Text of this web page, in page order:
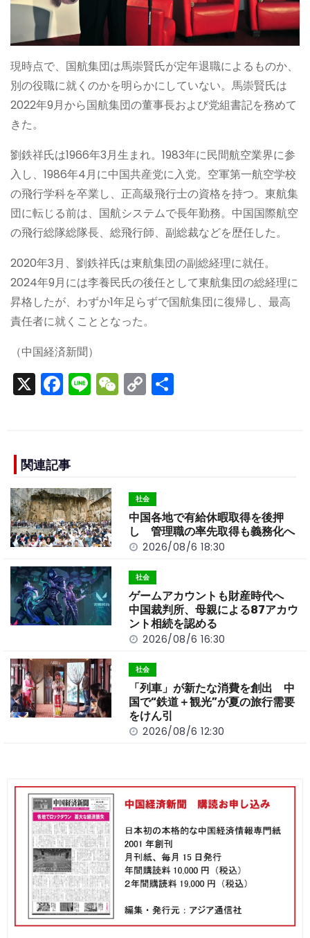
現時点で、国航集団は馬崇賢氏が定年退職によるものか、
別の役職に就くのかを明らかにしていない。馬崇賢氏は
2022年9月から国航集団の董事長および党組書記を務めて
きた。
劉鉄祥氏は1966年3月生まれ。1983年に民間航空業界に参
入し、1986年4月に中国共産党に入党。空軍第一航空学校
の飛行学科を卒業し、正高級飛行士の資格を持つ。東航集
団に転じる前は、国航システムで長年勤務。中国国際航空
の飛行総隊総隊長、総飛行師、副総裁などを歴任した。
2020年3月、劉鉄祥氏は東航集団の副総経理に就任。
2024年9月には李養民氏の後任として東航集団の総経理に
昇格したが、わずか1年足らずで国航集団に復帰し、最高
責任者に就くこととなった。
（中国経済新聞）
X F
e
b
o
o
k
Li W C
n
k
関連記事
社会
中国各地で有給休暇取得を後押
し 管理職の率先取得も義務化へ
2026/08/6 18:30
社会
ゲームアカウントも財産時代へ
中国裁判所、母親による87アカウ
ント相続を認める
2026/08/6 16:30
社会
「列車」が新たな消費を創出 中
国で“鉄道＋観光”が夏の旅行需要
をけん引
2026/08/6 12:30